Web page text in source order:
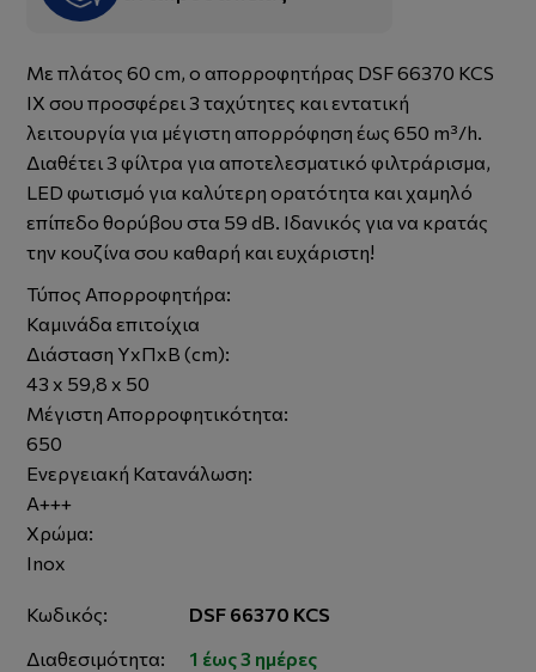
Με πλάτος 60 cm, ο απορροφητήρας DSF 66370 KCS
IX σου προσφέρει 3 ταχύτητες και εντατική
λειτουργία για μέγιστη απορρόφηση έως 650 m³/h.
Διαθέτει 3 φίλτρα για αποτελεσματικό φιλτράρισμα,
LED φωτισμό για καλύτερη ορατότητα και χαμηλό
επίπεδο θορύβου στα 59 dB. Ιδανικός για να κρατάς
την κουζίνα σου καθαρή και ευχάριστη!
Τύπος Απορροφητήρα:
Καμινάδα επιτοίχια
Διάσταση ΥxΠxΒ (cm):
43 x 59,8 x 50
Μέγιστη Απορροφητικότητα:
650
Ενεργειακή Κατανάλωση:
A+++
Χρώμα:
Inox
Κωδικός:
DSF 66370 KCS
Διαθεσιμότητα:
1 έως 3 ημέρες